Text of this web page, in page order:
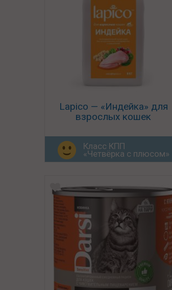
Lapico — «Индейка» для
взрослых кошек
Класс КПП
«Четвёрка с плюсом»